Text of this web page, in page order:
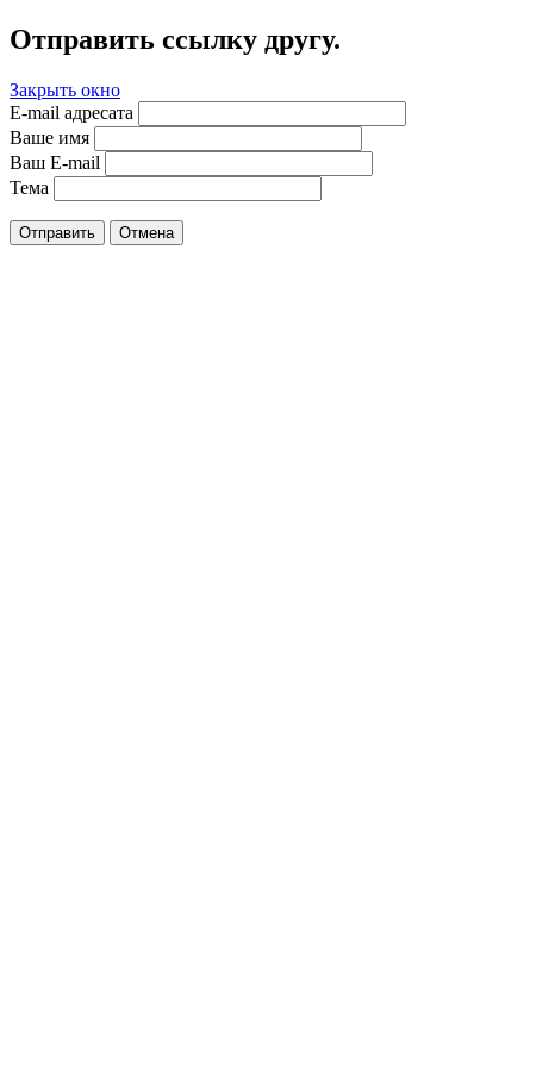
Отправить ссылку другу.
Закрыть окно
E-mail адресата
Ваше имя
Ваш E-mail
Тема
Отправить Отмена